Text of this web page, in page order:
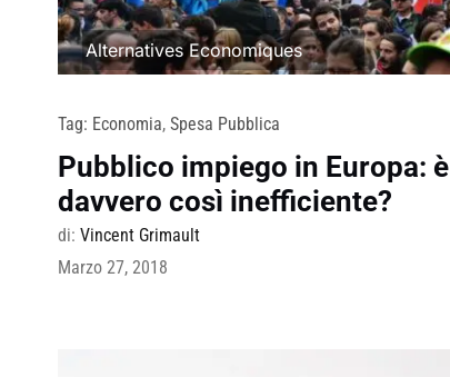
Alternatives Economiques
Tag: Economia, Spesa Pubblica
Pubblico impiego in Europa: è
davvero così inefficiente?
di: Vincent Grimault
Marzo 27, 2018